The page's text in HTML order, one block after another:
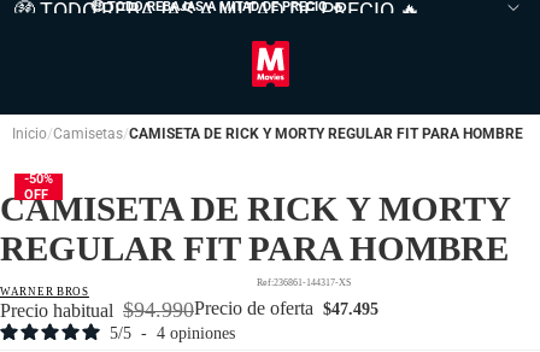
🤑 TODO REBAJAS A MITAD DE PRECIO🔥
🤑 TODO REBAJAS A MITAD DE PRECIO 🔥
Inicio Camisetas CAMISETA DE RICK Y MORTY REGULAR FIT PARA HOMBRE
-50%
OFF
CAMISETA DE RICK Y MORTY
REGULAR FIT PARA HOMBRE
WARNER BROS
236861-144317-XS
Precio de oferta $47.495
Precio habitual $94.990
5/5 - 4 opiniones